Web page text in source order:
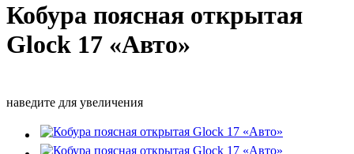
Кобура поясная открытая
Glock 17 «Авто»
наведите для увеличения